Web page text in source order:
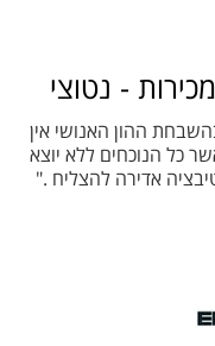
- נטוצי
ההון האנושי אין
כל הנוכחים ללא יוצא
אדירה להצליח ."